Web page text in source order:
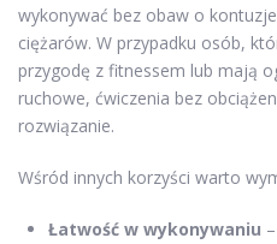
wykonywać bez obaw o
ciężarów. W przypadku osób,
przygodę z fitnessem lub mają
ruchowe, ćwiczenia bez
rozwiązanie.
Wśród innych korzyści warto
Łatwość w wykonywaniu